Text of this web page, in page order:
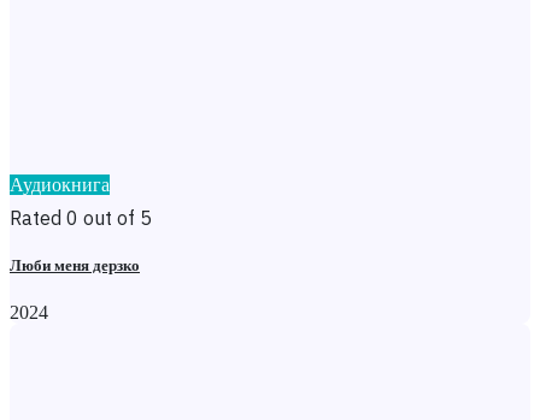
Аудиокнига
Rated 0 out of 5
Люби меня дерзко
2024